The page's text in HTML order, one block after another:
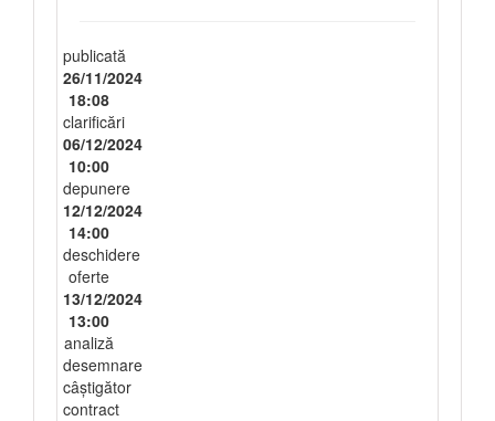
publicată
26/11/2024
18:08
clarificări
06/12/2024
10:00
depunere
12/12/2024
14:00
deschidere
oferte
13/12/2024
13:00
analiză
desemnare
câștigător
contract